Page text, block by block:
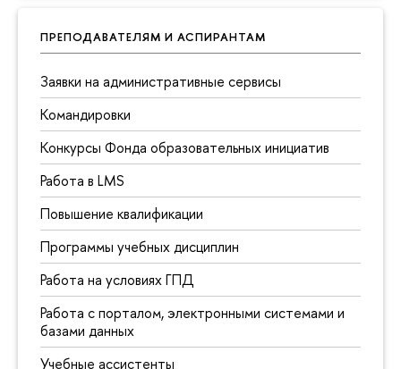
ПРЕПОДАВАТЕЛЯМ И АСПИРАНТАМ
Заявки на административные сервисы
Командировки
Конкурсы Фонда образовательных инициатив
Работа в LMS
Повышение квалификации
Программы учебных дисциплин
Работа на условиях ГПД
Работа с порталом, электронными системами и
базами данных
Учебные ассистенты